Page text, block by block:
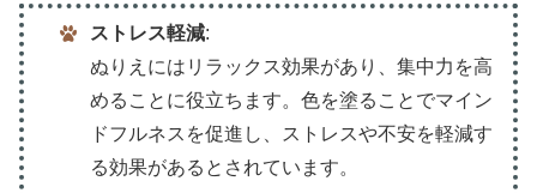
ストレス軽減:
ぬりえにはリラックス効果があり、集中力を高
めることに役立ちます。色を塗ることでマイン
ドフルネスを促進し、ストレスや不安を軽減す
る効果があるとされています。